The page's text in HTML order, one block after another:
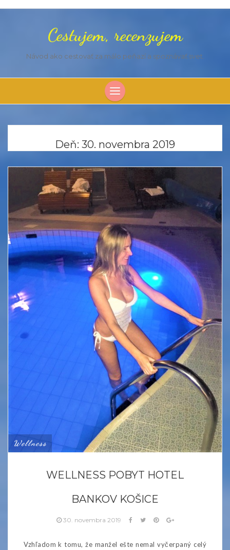
Cestujem, recenzujem
Návod ako cestovať za málo peňazí a spoznávať svet.
Deň: 30. novembra 2019
Wellness
WELLNESS POBYT HOTEL
BANKOV KOŠICE
30. novembra 2019
Vzhľadom k tomu, že manžel ešte nemal vyčerpaný celý